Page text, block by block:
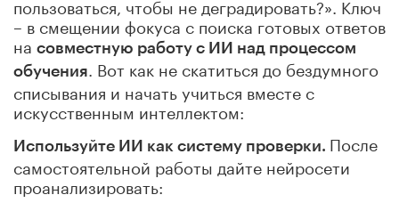
пользоваться, чтобы не деградировать?». Ключ
– в смещении фокуса с поиска готовых ответов
на совместную работу с ИИ над процессом
обучения
. Вот как не скатиться до бездумного
списывания и начать учиться вместе с
искусственным интеллектом:
Используйте ИИ как систему проверки. После
самостоятельной работы дайте нейросети
проанализировать: